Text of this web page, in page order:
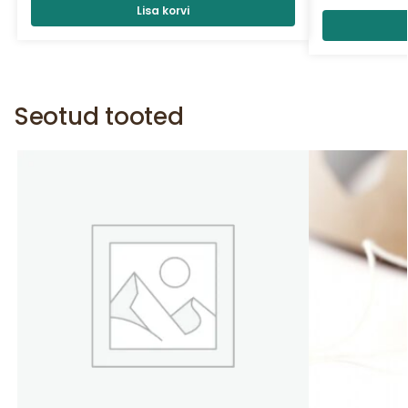
Lisa korvi
Seotud tooted